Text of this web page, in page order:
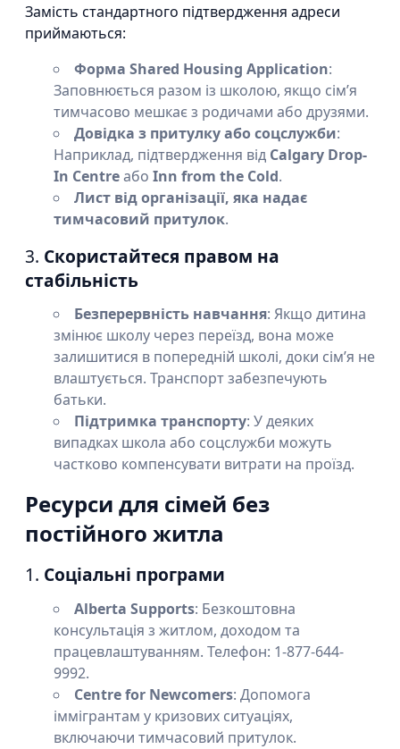
Замість стандартного підтвердження адреси
приймаються:
Форма Shared Housing Application:
Заповнюється разом із школою, якщо сім’я
тимчасово мешкає з родичами або друзями.
Довідка з притулку або соцслужби:
Наприклад, підтвердження від Calgary Drop-
In Centreабо Inn from the Cold.
Лист від організації, яка надає
тимчасовий притулок.
3. Скористайтеся правом на
стабільність
Безперервність навчання: Якщо дитина
змінює школу через переїзд, вона може
залишитися в попередній школі, доки сім’я не
влаштується. Транспорт забезпечують
батьки.
Підтримка транспорту: У деяких
випадках школа або соцслужби можуть
частково компенсувати витрати на проїзд.
Ресурси для сімей без
постійного житла
1. Соціальні програми
Alberta Supports: Безкоштовна
консультація з житлом, доходом та
працевлаштуванням. Телефон: 1-877-644-
9992.
Centre for Newcomers: Допомога
іммігрантам у кризових ситуаціях,
включаючи тимчасовий притулок.